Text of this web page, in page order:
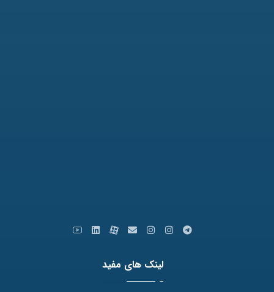
لینک های مفید